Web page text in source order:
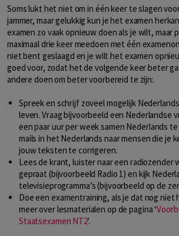
Soms lukt het niet om in één keer te slagen
jammer, maar gelukkig kun je het examen
examen zo vaak opnieuw doen als je wilt, maar
maximaal drie keer meedoen met één
niet bent geslaagd en je wilt het examen
goed voor, zodat het de volgende keer beter
andere doen om beter voorbereid te zijn:
Spreek en schrijf zoveel mogelijk
leven. Vraag bijvoorbeeld een Nederlandse
een paar uur per week samen Nederlands
mails in het Nederlands naar mensen die je
jouw teksten te corrigeren.
Lees de krant, luister naar een radiozender
gepraat (bijvoorbeeld Radio 1) en kijk
televisieprogramma’s (bijvoorbeeld op de
Doe een examentraining, als je dat nog niet
meer over lesmaterialen op de pagina ‘
Staatsexamen NT2'.